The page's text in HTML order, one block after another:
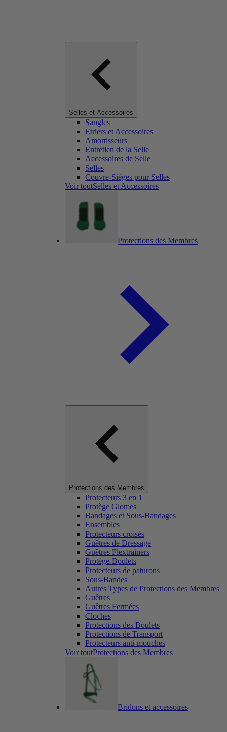
Selles et Accessoires
Sangles
Etriers et Accessoires
Amortisseurs
Entretien de la Selle
Accessoires de Selle
Selles
Couvre-Sièges pour Selles
Voir toutSelles et Accessoires
Protections des Membres
Protections des Membres
Protecteurs 3 en 1
Protège Glomes
Bandages et Sous-Bandages
Ensembles
Protecteurs croisés
Guêtres de Dressage
Guêtres Flextrainers
Protège-Boulets
Protecteurs de paturons
Sous-Bandes
Autres Types de Protections des Membres
Guêtres
Guêtres Fermées
Cloches
Protections des Boulets
Protections de Transport
Protecteurs anti-mouches
Voir toutProtections des Membres
Bridons et accessoires